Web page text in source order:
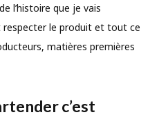
l’histoire que je vais
le produit et tout ce
matières premières
c’est